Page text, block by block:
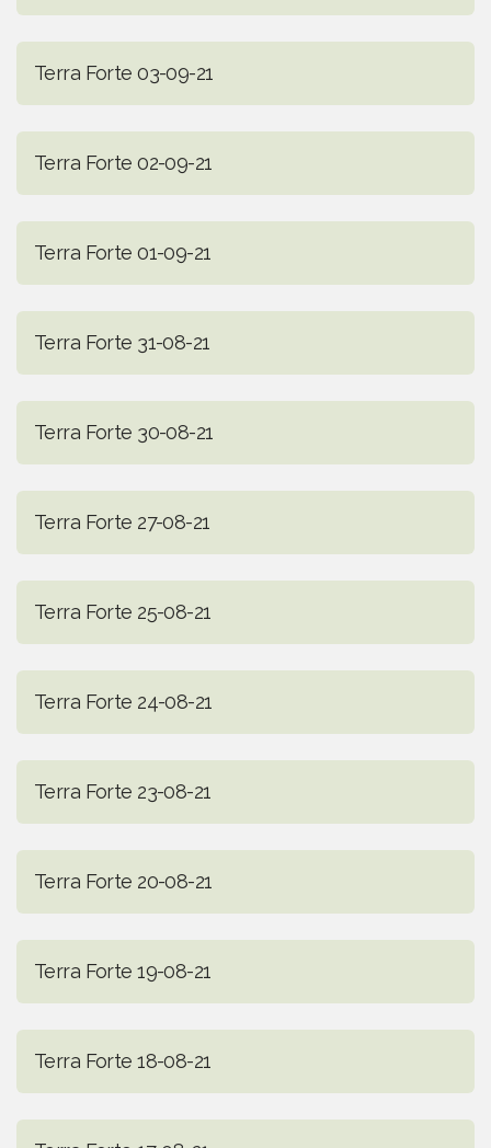
Terra Forte 03-09-21
Terra Forte 02-09-21
Terra Forte 01-09-21
Terra Forte 31-08-21
Terra Forte 30-08-21
Terra Forte 27-08-21
Terra Forte 25-08-21
Terra Forte 24-08-21
Terra Forte 23-08-21
Terra Forte 20-08-21
Terra Forte 19-08-21
Terra Forte 18-08-21